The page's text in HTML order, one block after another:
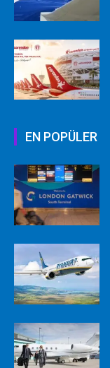
EN POPÜLER